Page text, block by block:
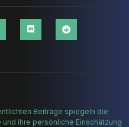
Beiträge spiegeln die
ihre persönliche Einschätzung